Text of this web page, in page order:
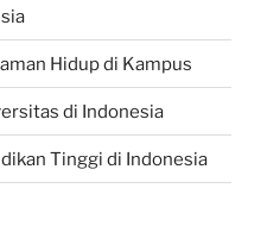
Hidup di Kampus
di Indonesia
Tinggi di Indonesia